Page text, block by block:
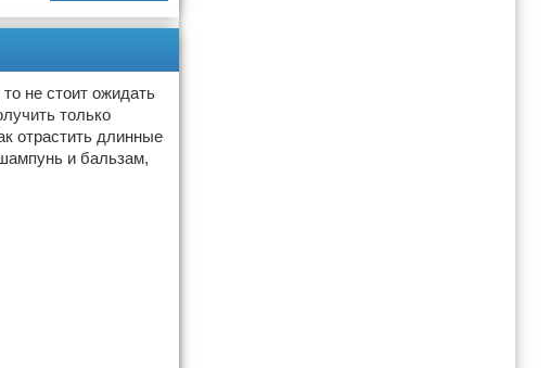
не стоит ожидать
только
отрастить длинные
и бальзам,